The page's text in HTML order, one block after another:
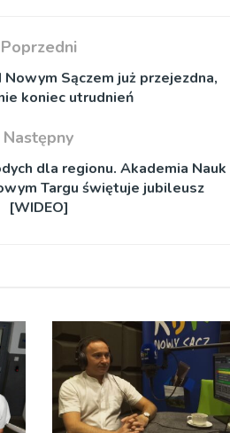
Poprzedni
Sączem już przejezdna,
koniec utrudnień
Następny
dla regionu. Akademia Nauk
Targu świętuje jubileusz
[WIDEO]